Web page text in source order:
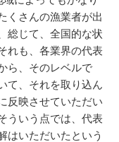
くさんの漁業者が出
総じて、全国的な状
れも、各業界の代表
ら、そのレベルで
て、それを取り込ん
反映させていただい
ういう点では、代表
はいただいたという